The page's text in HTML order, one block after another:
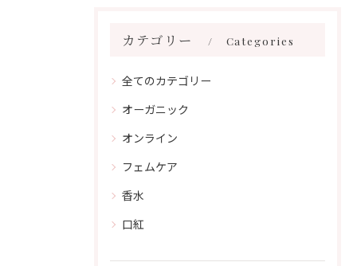
カテゴリー Categories
全てのカテゴリー
オーガニック
オンライン
フェムケア
香水
口紅